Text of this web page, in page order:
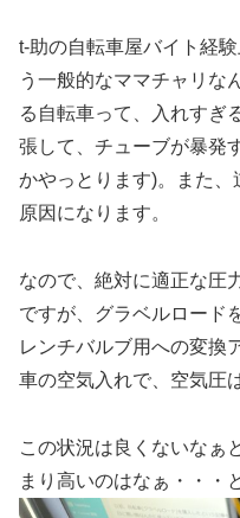
t-助の自転車屋バイト経
う一般的なママチャリな
る自転車って、入れすぎ
張して、チューブが暴発
かやっとります)。また
原因になります。
なので、絶対に適正な圧
ですが、グラベルロード
レンチバルブ用への変換
車の空気入れで、空気圧
この状況は良くないなぁ
まり高いのはなぁ・・・